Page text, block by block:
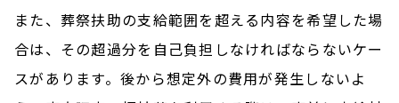
また、葬祭扶助の支給範囲を超える内容を希望した場
合は、その超過分を自己負担しなければならないケー
スがあります。後から想定外の費用が発生しないよ